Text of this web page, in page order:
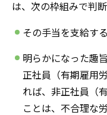
は、次の枠組みで判
その手当を支給す
明らかになった趣
正社員（有期雇用
れば、非正社員（
ことは、不合理な